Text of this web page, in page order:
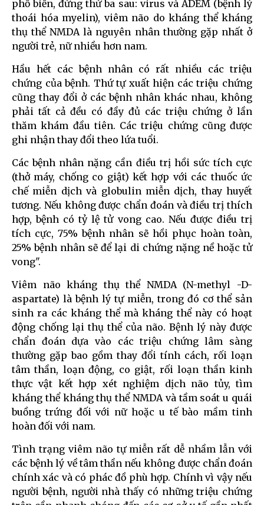
phổ biến, đứng thứ ba sau: virus và ADEM (bệnh lý
thoái hóa myelin), viêm não do kháng thể kháng
thụ thể NMDA là nguyên nhân thường gặp nhất ở
người trẻ, nữ nhiều hơn nam.
Hầu hết các bệnh nhân có rất nhiều các triệu
chứng của bệnh. Thứ tự xuất hiện các triệu chứng
cũng thay đổi ở các bệnh nhân khác nhau, không
phải tất cả đều có đầy đủ các triệu chứng ở lần
thăm khám đầu tiên. Các triệu chứng cũng được
ghi nhận thay đổi theo lứa tuổi.
Các bệnh nhân nặng cần điều trị hồi sức tích cực
(thở máy, chống co giật) kết hợp với các thuốc ức
chế miễn dịch và globulin miễn dịch, thay huyết
tương. Nếu không được chẩn đoán và điều trị thích
hợp, bệnh có tỷ lệ tử vong cao. Nếu được điều trị
tích cực, 75% bệnh nhân sẽ hồi phục hoàn toàn,
25% bệnh nhân sẽ để lại di chứng nặng nề hoặc tử
vong".
Viêm não kháng thụ thể NMDA (N-methyl -D-
aspartate) là bệnh lý tự miễn, trong đó cơ thể sản
sinh ra các kháng thể mà kháng thể này có hoạt
động chống lại thụ thể của não. Bệnh lý này được
chẩn đoán dựa vào các triệu chứng lâm sàng
thường gặp bao gồm thay đổi tính cách, rối loạn
tâm thần, loạn động, co giật, rối loạn thần kinh
thực vật kết hợp xét nghiệm dịch não tủy, tìm
kháng thể kháng thụ thể NMDA và tầm soát u quái
buồng trứng đối với nữ hoặc u tế bào mầm tinh
hoàn đối với nam.
Tình trạng viêm não tự miễn rất dễ nhầm lẫn với
các bệnh lý về tâm thần nếu không được chẩn đoán
chính xác và có phác đồ phù hợp. Chính vì vậy nếu
người bệnh, người nhà thấy có những triệu chứng